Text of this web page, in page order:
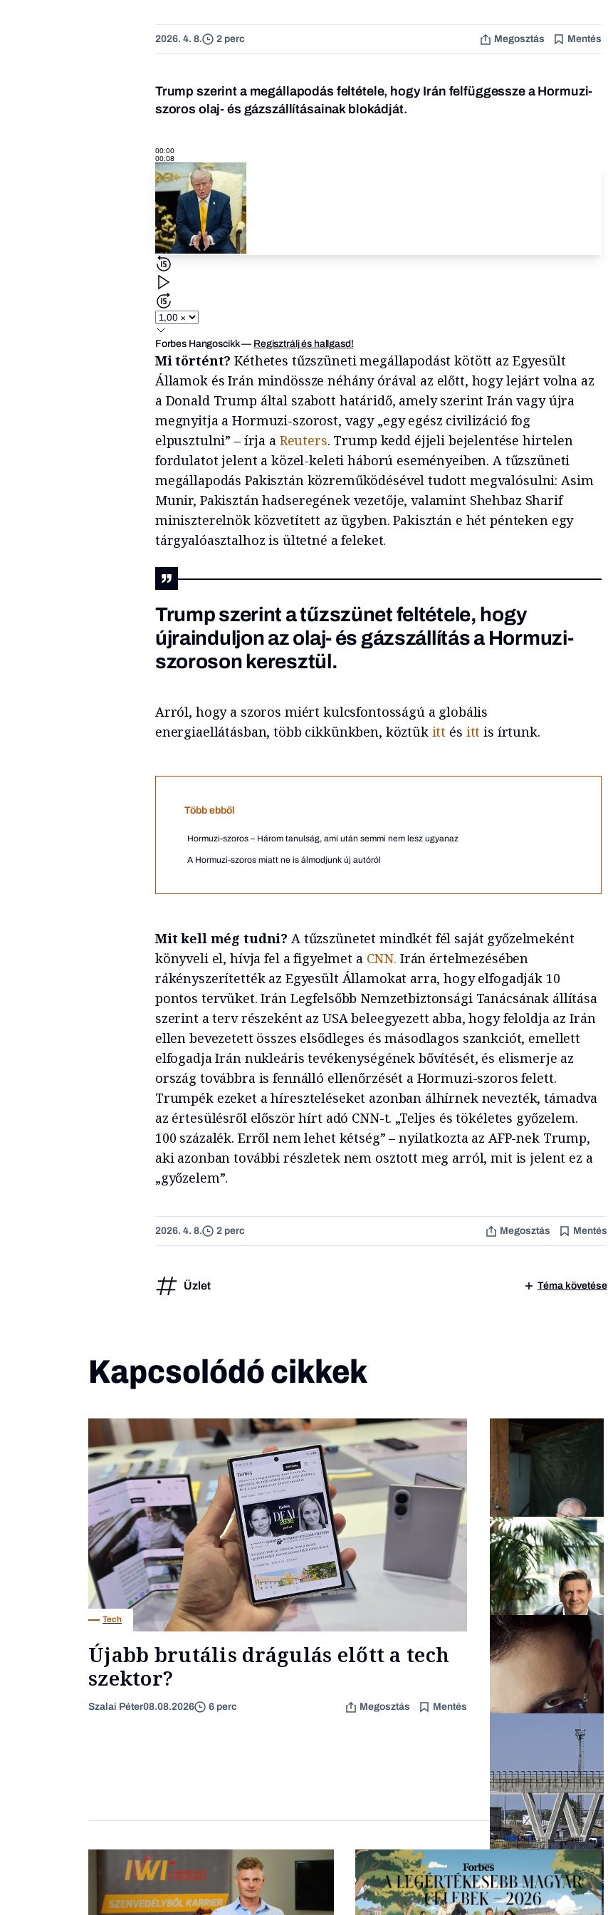
2026. 4. 8. 2 perc Megosztás Mentés
Trump szerint a megállapodás feltétele, hogy Irán felfüggessze a Hormuzi-
szoros olaj- és gázszállításainak blokádját.
00:00
00:08
Forbes Hangoscikk— Regisztrálj és hallgasd!
Mi történt? Kéthetes tűzszüneti megállapodást kötött az Egyesült
Államok és Irán mindössze néhány órával az előtt, hogy lejárt volna az
a Donald Trump által szabott határidő, amely szerint Irán vagy újra
megnyitja a Hormuzi-szorost, vagy „egy egész civilizáció fog
elpusztulni” – írja a Reuters. Trump kedd éjjeli bejelentése hirtelen
fordulatot jelent a közel-keleti háború eseményeiben. A tűzszüneti
megállapodás Pakisztán közreműködésével tudott megvalósulni: Asim
Munir, Pakisztán hadseregének vezetője, valamint Shehbaz Sharif
miniszterelnök közvetített az ügyben. Pakisztán e hét pénteken egy
tárgyalóasztalhoz is ültetné a feleket.
Trump szerint a tűzszünet feltétele, hogy
újrainduljon az olaj- és gázszállítás a Hormuzi-
szoroson keresztül.
Arról, hogy a szoros miért kulcsfontosságú a globális
energiaellátásban, több cikkünkben, köztük itt és itt is írtunk.
Több ebből
Hormuzi-szoros – Három tanulság, ami után semmi nem lesz ugyanaz
A Hormuzi-szoros miatt ne is álmodjunk új autóról
Mit kell még tudni? A tűzszünetet mindkét fél saját győzelmeként
könyveli el, hívja fel a figyelmet a CNN. Irán értelmezésében
rákényszerítették az Egyesült Államokat arra, hogy elfogadják 10
pontos tervüket. Irán Legfelsőbb Nemzetbiztonsági Tanácsának állítása
szerint a terv részeként az USA beleegyezett abba, hogy feloldja az Irán
ellen bevezetett összes elsődleges és másodlagos szankciót, emellett
elfogadja Irán nukleáris tevékenységének bővítését, és elismerje az
ország továbbra is fennálló ellenőrzését a Hormuzi-szoros felett.
Trumpék ezeket a híreszteléseket azonban álhírnek nevezték, támadva
az értesülésről először hírt adó CNN-t. „Teljes és tökéletes győzelem.
100 százalék. Erről nem lehet kétség” – nyilatkozta az AFP-nek Trump,
aki azonban további részletek nem osztott meg arról, mit is jelent ez a
„győzelem”.
2026. 4. 8. 2 perc Megosztás Mentés
Üzlet Téma követése
Kapcsolódó cikkek
Tech
Újabb brutális drágulás előtt a tech
szektor?
Szalai Péter08.08.2026 6 perc Megosztás Mentés
Családi vállalkozások
TÁMOGATÓI
TARTALOM
Forbes-sztori